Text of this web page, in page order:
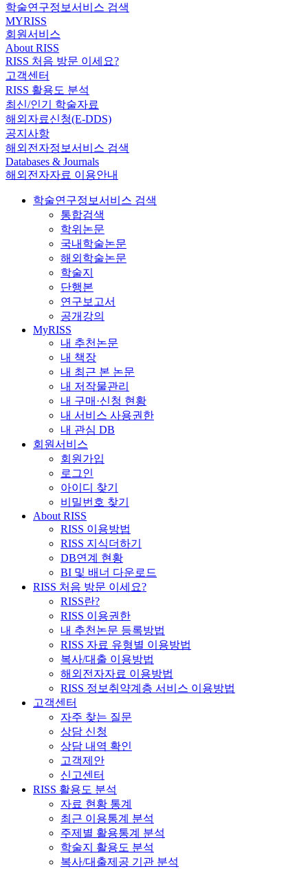
학술연구정보서비스 검색
MYRISS
회원서비스
About RISS
RISS 처음 방문 이세요?
고객센터
RISS 활용도 분석
최신/인기 학술자료
해외자료신청(E-DDS)
공지사항
해외전자정보서비스 검색
Databases & Journals
해외전자자료 이용안내
학술연구정보서비스 검색
통합검색
학위논문
국내학술논문
해외학술논문
학술지
단행본
연구보고서
공개강의
MyRISS
내 추천논문
내 책장
내 최근 본 논문
내 저작물관리
내 구매·신청 현황
내 서비스 사용권한
내 관심 DB
회원서비스
회원가입
로그인
아이디 찾기
비밀번호 찾기
About RISS
RISS 이용방법
RISS 지식더하기
DB연계 현황
BI 및 배너 다운로드
RISS 처음 방문 이세요?
RISS란?
RISS 이용권한
내 추천논문 등록방법
RISS 자료 유형별 이용방법
복사/대출 이용방법
해외전자자료 이용방법
RISS 정보취약계층 서비스 이용방법
고객센터
자주 찾는 질문
상담 신청
상담 내역 확인
고객제안
신고센터
RISS 활용도 분석
자료 현황 통계
최근 이용통계 분석
주제별 활용통계 분석
학술지 활용도 분석
복사/대출제공 기관 분석